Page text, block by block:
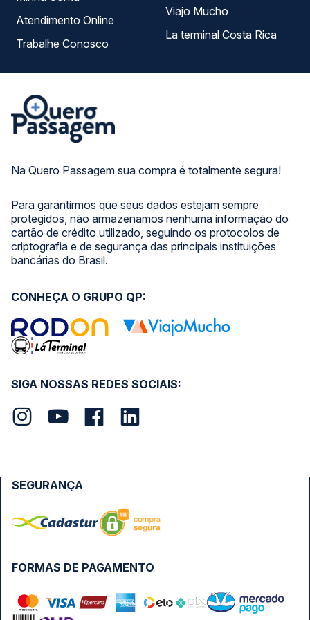
Na Quero Passagem sua compra é totalmente segura!
Para garantirmos que seus dados estejam sempre
protegidos, não armazenamos nenhuma informação do
cartão de crédito utilizado, seguindo os protocolos de
criptografia e de segurança das principais instituições
bancárias do Brasil.
Atendimento Online
Trabalhe Conosco
Viajo Mucho
La terminal Costa Rica
SIGA NOSSAS REDES SOCIAIS:
CONHEÇA O GRUPO QP:
FORMAS DE PAGAMENTO
SEGURANÇA